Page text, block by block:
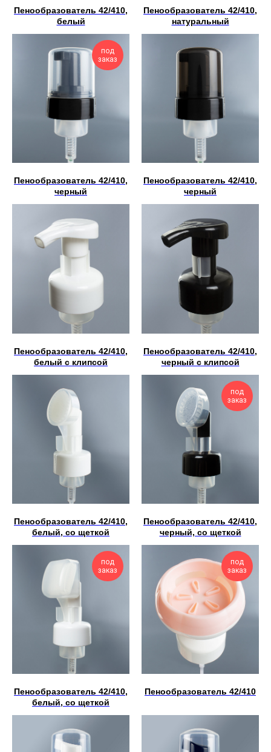
Пенообразователь 42/410,
белый
Пенообразователь 42/410,
натуральный
под
заказ
Пенообразователь 42/410,
черный
Пенообразователь 42/410,
черный
Пенообразователь 42/410,
белый с клипсой
Пенообразователь 42/410,
черный с клипсой
Пенообразователь 42/410,
белый, со щеткой
под
заказ
Пенообразователь 42/410,
черный, со щеткой
под
заказ
Пенообразователь 42/410,
белый, со щеткой
под
заказ
Пенообразователь 42/410